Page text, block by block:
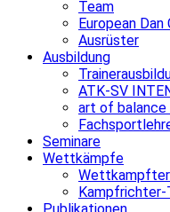
Team
European Dan
Ausrüster
Ausbildung
ATK-SV
art of
Seminare
Wettkämpfe
Kampfrichter-